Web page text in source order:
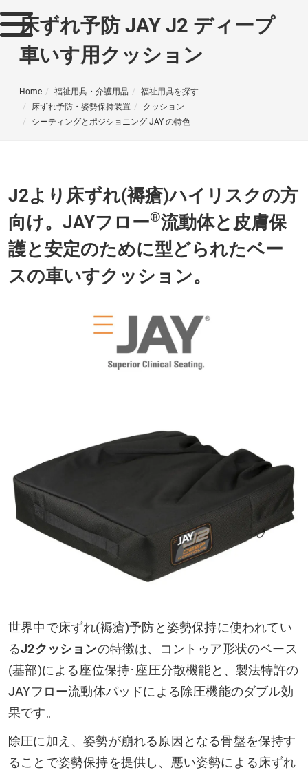
床ずれ予防 JAY J2 ディープ
車いす用クッション
Home 福祉用具・介護用品
福祉用具を探す
床ずれ予防・姿勢保持装置
クッション
シーティングとポジショニング JAY の特色
J2より床ずれ(褥瘡)ハイリスクの方
向け。JAYフロー®流動体と皮膚保
護と安定のために型どられたベー
スの車いすクッション。
世界中で床ずれ(褥瘡)予防と姿勢保持に使われてい
るJ2クッションの特徴は、コントゥア形状のベース
(基部)による座位保持･座圧分散機能と、製法特許の
JAYフロー流動体パッドによる除圧機能のダブル効
果です。
除圧に加え、姿勢が崩れる原因となる骨盤を保持す
ることで姿勢保持を提供し、悪い姿勢による床ずれ